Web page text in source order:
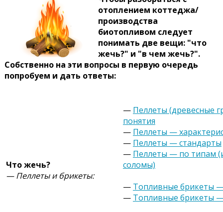
отоплением коттеджа/
производства
биотопливом следует
понимать две вещи: "что
жечь?" и "в чем жечь?".
Собственно на эти вопросы в первую очередь
попробуем и дать ответы:
Что жечь?
— Пеллеты и брикеты:
— Пеллеты (древесные
понятия
— Пеллеты —
— Пеллеты — стандарты
— Пеллеты — по типам
соломы)
— Топливные брикеты
— Топливные брикеты